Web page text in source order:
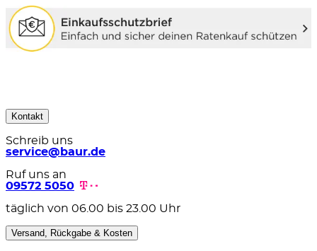
Kontakt
Schreib uns
service@baur.de
Ruf uns an
09572 5050
täglich von 06.00 bis 23.00 Uhr
Versand, Rückgabe & Kosten